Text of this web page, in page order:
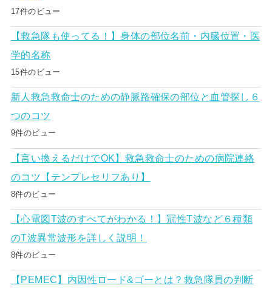
17件のビュー
【救急隊も使ってる！】身体の部位名前・内臓位置・医
学的名称
15件のビュー
新人救急救命士のための静脈路確保の部位と血管探し６
つのコツ
9件のビュー
【言い換えるだけでOK】救急救命士のための病院連絡
のコツ【テンプレセリフあり】
8件のビュー
【心電図T波のすべてがわかる！】冠性T波など６種類
のT波異常波形を詳しく説明！
8件のビュー
【PEMEC】内因性ロード&ゴーとは？救急隊員の判断